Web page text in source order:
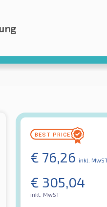
€ 76,26 inkl.
€ 305,04
inkl. MwST